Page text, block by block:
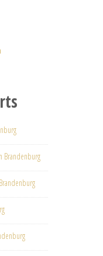
Brandenburg